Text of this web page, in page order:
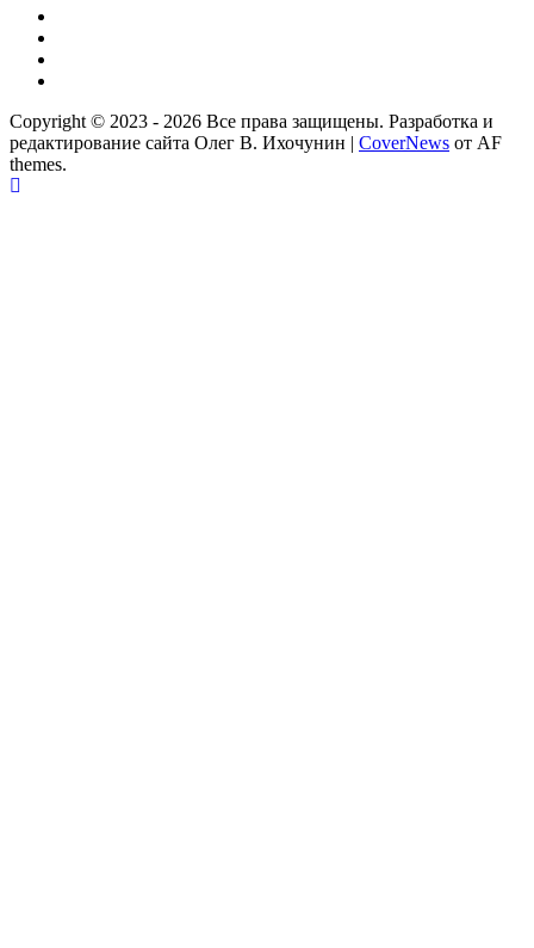
Copyright © 2023 - 2026 Все права защищены. Разработка и
редактирование сайта Олег В. Ихочунин | CoverNews от AF
themes.